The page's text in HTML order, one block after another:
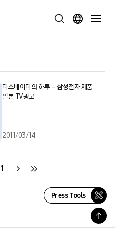
다스베이더의 하루 – 삼성전자 제품
일본 TV광고
2011/03/14
1
Press Tools